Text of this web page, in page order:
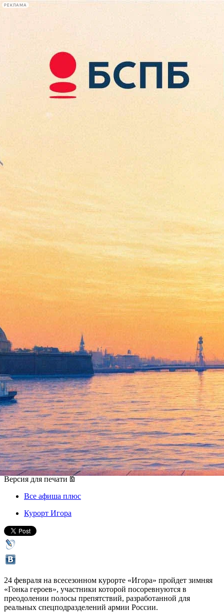
РЕКЛАМА
Сегодня:
2026.08.09
16:04
Афиша Plus
«Гонка героев» зовет
перелезть «Штрихкод» и
одолеть «Эверест»
24 февраля 2018, суббота
Версия для печати
Все афиша плюс
Курорт Игора
24 февраля на всесезонном курорте «Игора» пройдет зимняя
«Гонка героев», участники которой посоревнуются в
преодолении полосы препятствий, разработанной для
реальных спецподразделений армии России.